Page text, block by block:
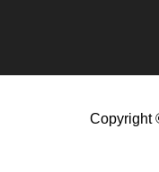
Copyright